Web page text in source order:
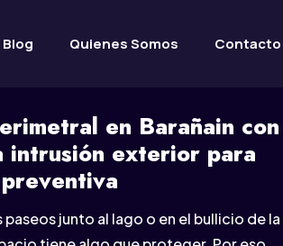
Blog Quienes Somos Contacto
en Barañain con
intrusión exterior para
paseos junto al lago o en el bullicio de la